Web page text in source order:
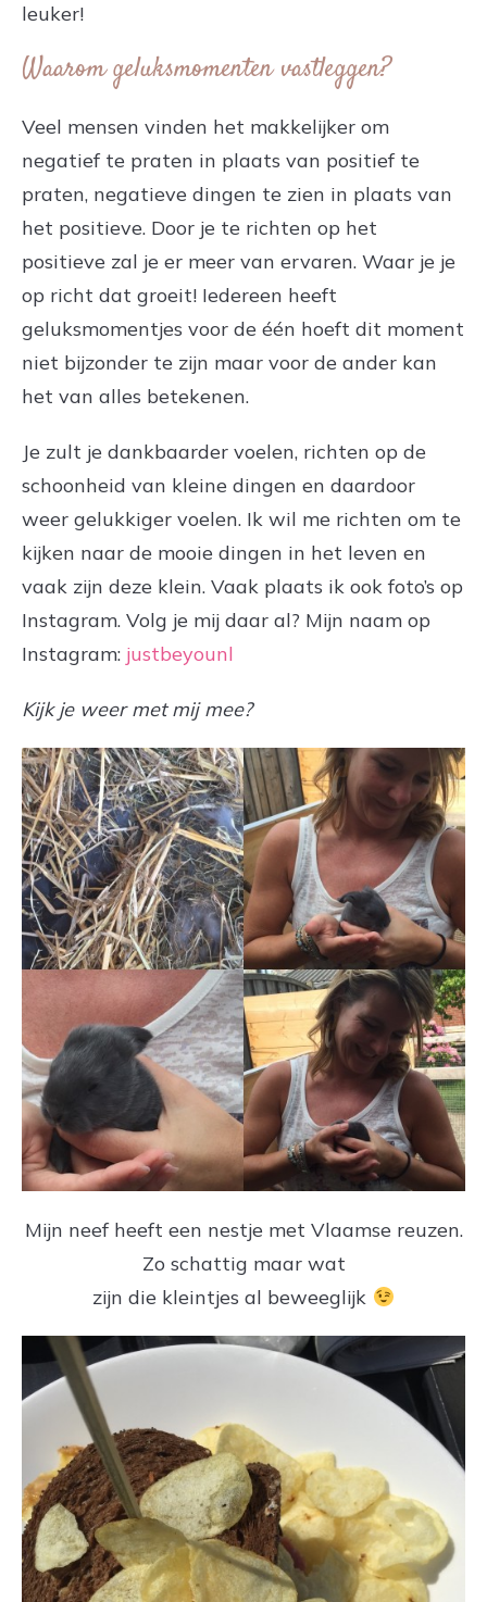
leuker!
Waarom geluksmomenten vastleggen?
Veel mensen vinden het makkelijker om
negatief te praten in plaats van positief te
praten, negatieve dingen te zien in plaats van
het positieve. Door je te richten op het
positieve zal je er meer van ervaren. Waar je je
op richt dat groeit! Iedereen heeft
geluksmomentjes voor de één hoeft dit moment
niet bijzonder te zijn maar voor de ander kan
het van alles betekenen.
Je zult je dankbaarder voelen, richten op de
schoonheid van kleine dingen en daardoor
weer gelukkiger voelen. Ik wil me richten om te
kijken naar de mooie dingen in het leven en
vaak zijn deze klein. Vaak plaats ik ook foto’s op
Instagram. Volg je mij daar al? Mijn naam op
Instagram: justbeyounl
Kijk je weer met mij mee?
Mijn neef heeft een nestje met Vlaamse reuzen.
Zo schattig maar wat
zijn die kleintjes al beweeglijk